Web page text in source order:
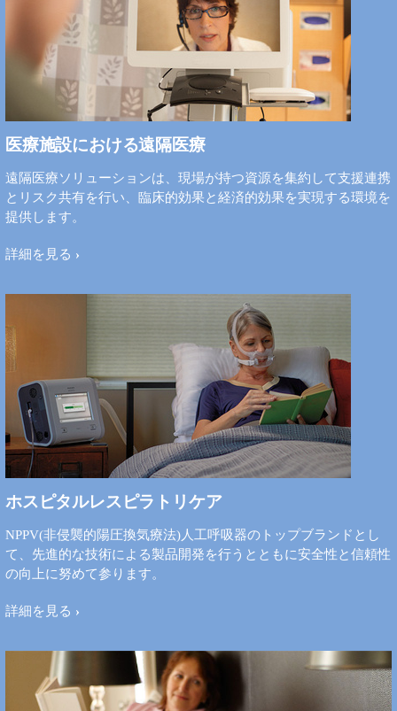
医療施設における遠隔医療
遠隔医療ソリューションは、現場が持つ資源を集約して支援連携
とリスク共有を行い、臨床的効果と経済的効果を実現する環境を
提供します。
詳細を見る
ホスピタルレスピラトリケア
NPPV(非侵襲的陽圧換気療法)人工呼吸器のトップブランドとし
て、先進的な技術による製品開発を行うとともに安全性と信頼性
の向上に努めて参ります。
詳細を見る